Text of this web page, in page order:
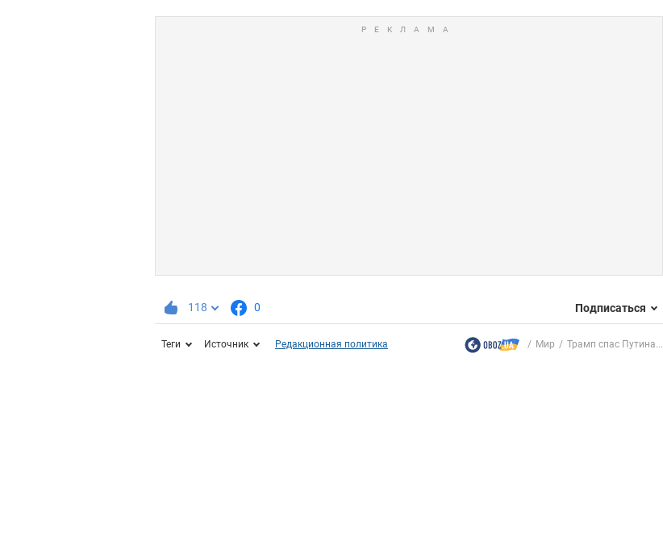
118 0 Подписаться
Теги Источник Редакционная политика Мир Трамп спас Путина...